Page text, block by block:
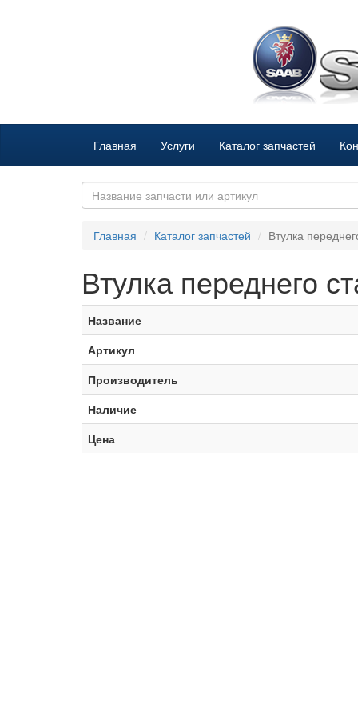
Главная Услуги Каталог запчастей
Главная Каталог запчастей Втулка
Втулка переднего
Название
Артикул
Производитель
Наличие
Цена